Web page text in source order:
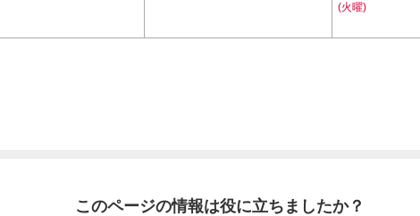
(火曜)
このページの情報は役に立ちましたか？